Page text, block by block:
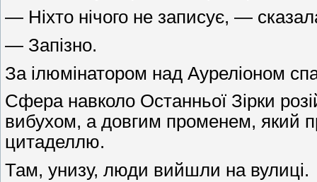
— Ніхто нічого не записує, —
— Запізно.
За ілюмінатором над Ауреліоном
Сфера навколо Останньої Зірки
вибухом, а довгим променем, який
цитаделлю.
Там, унизу, люди вийшли на вулиці.